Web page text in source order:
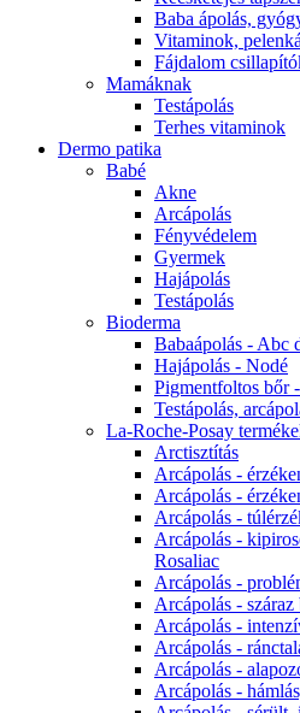
Baba ápolás,
Vitaminok,
Fájdalom
Mamáknak
Testápolás
Terhes vitaminok
Dermo patika
Babé
Akne
Arcápolás
Fényvédelem
Gyermek
Hajápolás
Testápolás
Bioderma
Babaápolás - Abc
Hajápolás - Nodé
Pigmentfoltos bőr
Testápolás,
La-Roche-Posay
Arctisztítás
Arcápolás -
Arcápolás -
Arcápolás -
Arcápolás -
Rosaliac
Arcápolás -
Arcápolás -
Arcápolás -
Arcápolás -
Arcápolás -
Arcápolás -